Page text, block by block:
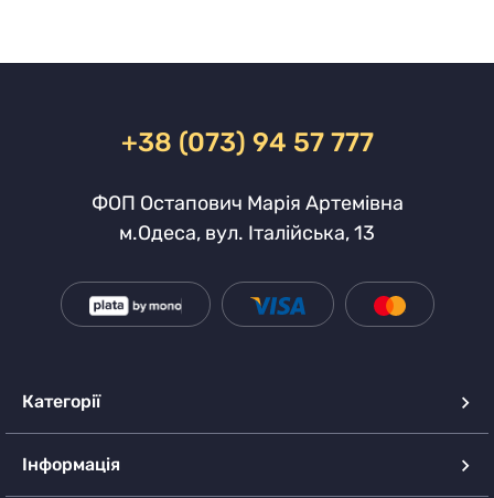
+38 (073) 94 57 777
ФОП Остапович Марія Артемівна
м.Одеса, вул. Італійська, 13
Категорії
Інформація